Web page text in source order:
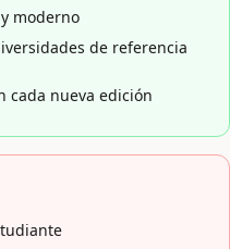
moderno
de referencia
cada nueva edición